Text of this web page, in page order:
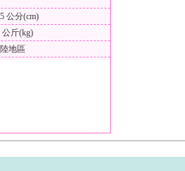
公分(cm)
公斤(kg)
地區